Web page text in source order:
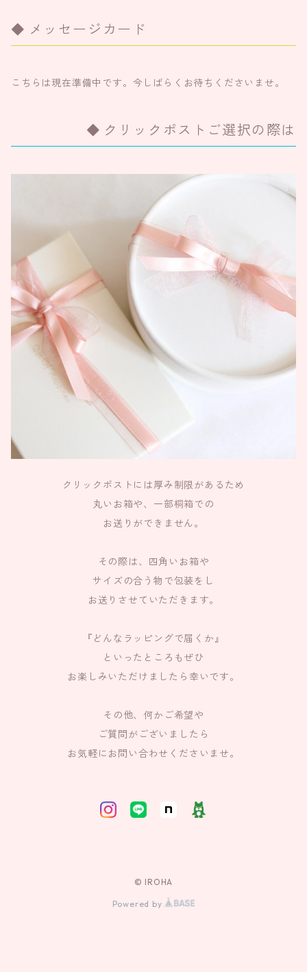
メッセージカード
こちらは現在準備中です。今しばらくお待ちくださいませ。
クリックポストご選択の際は
クリックポストには厚み制限があるため
丸いお箱や、一部桐箱での
お送りができません。
その際は、四角いお箱や
サイズの合う物で包装をし
お送りさせていただきます。
『どんなラッピングで届くか』
といったところもぜひ
お楽しみいただけましたら幸いです。
その他、何かご希望や
ご質問がございましたら
お気軽にお問い合わせくださいませ。
© IROHA
Powered by